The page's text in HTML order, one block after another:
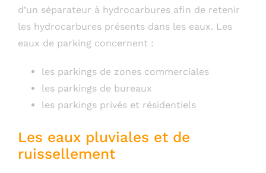
d’un séparateur à hydrocarbures afin de retenir
les hydrocarbures présents dans les eaux. Les
eaux de parking concernent :
les parkings de zones commerciales
les parkings de bureaux
les parkings privés et résidentiels
Les eaux pluviales et de
ruissellement